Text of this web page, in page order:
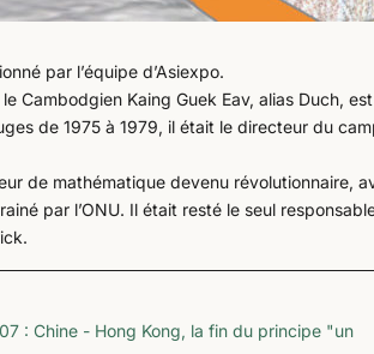
par l’équipe d’Asiexpo.
Cambodgien Kaing Guek Eav, alias Duch,
de 1975 à 1979, il était le directeur du
de mathématique devenu révolutionnaire,
par l’ONU. Il était resté le seul
: Chine - Hong Kong, la fin du principe "un